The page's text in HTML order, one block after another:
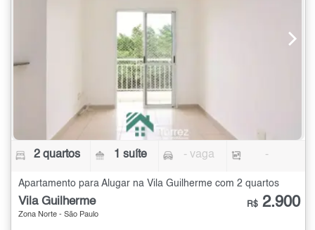
2 quartos 1 suíte - vaga -
Apartamento para Alugar na Vila Guilherme com 2 quartos
Vila Guilherme
Zona Norte - São Paulo
R$ 2.900